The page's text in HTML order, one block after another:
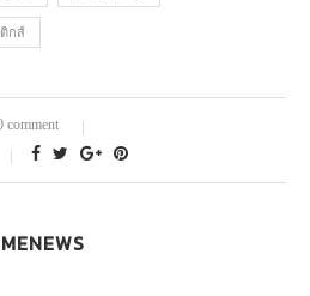
กส์
comment